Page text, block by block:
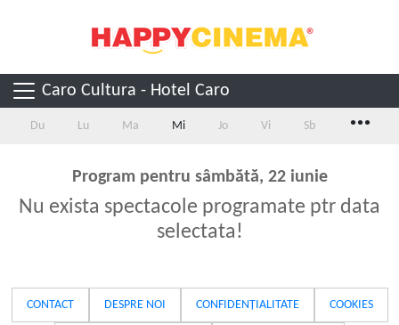
Caro Cultura - Hotel Caro
Du Lu Ma Mi Jo Vi Sb ...
Program pentru sâmbătă, 22 iunie
Nu exista spectacole programate ptr data
selectata!
CONTACT DESPRE NOI CONFIDENȚIALITATE COOKIES